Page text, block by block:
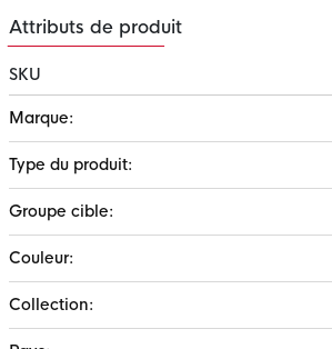
Attributs de produit
SKU
d'infos